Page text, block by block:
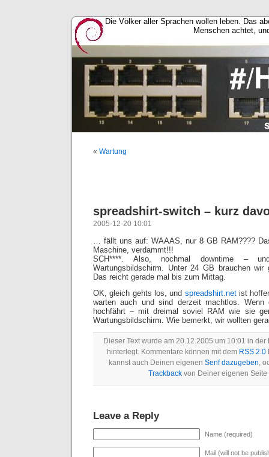
Die Völker aller Sprachen wollen leben. Das
Menschen achtet,
« Wartung
spreadshirt-switch – kurz
2005-12-20 10:01
… fällt uns auf: WAAAS, nur 8 GB RAM????
Maschine, verdammt!!!
SCH****. Also, nochmal downtime –
Wartungsbildschirm. Unter 24 GB brauchen
Das reicht gerade mal bis zum Mittag.
OK, gleich gehts los, und spreadshirt.netist
warten auch und sind derzeit machtlos. Wenn
hochfährt – mit dreimal soviel RAM wie sie
Wartungsbildschirm. Wie bemerkt, wir wollten
Dieser Text wurde am 20.12.2005 um 10:01 in
hinterlegt. Kommentare können mit dem RSS 2.0
kannst auch Deinen eigenen Senf dazugeben,
Trackback von Deiner eigenen Seite
Leave a Reply
Name (required)
Mail (will not be